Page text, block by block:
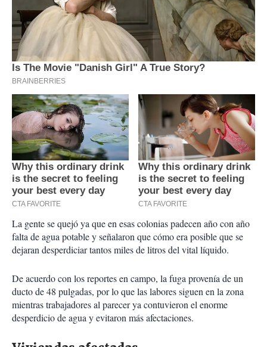
La gente se quejó ya que en esas colonias padecen año con año
falta de agua potable y señalaron que cómo era posible que se
dejaran desperdiciar tantos miles de litros del vital líquido.
De acuerdo con los reportes en campo, la fuga provenía de un
ducto de 48 pulgadas, por lo que las labores siguen en la zona
mientras trabajadores al parecer ya contuvieron el enorme
desperdicio de agua y evitaron más afectaciones.